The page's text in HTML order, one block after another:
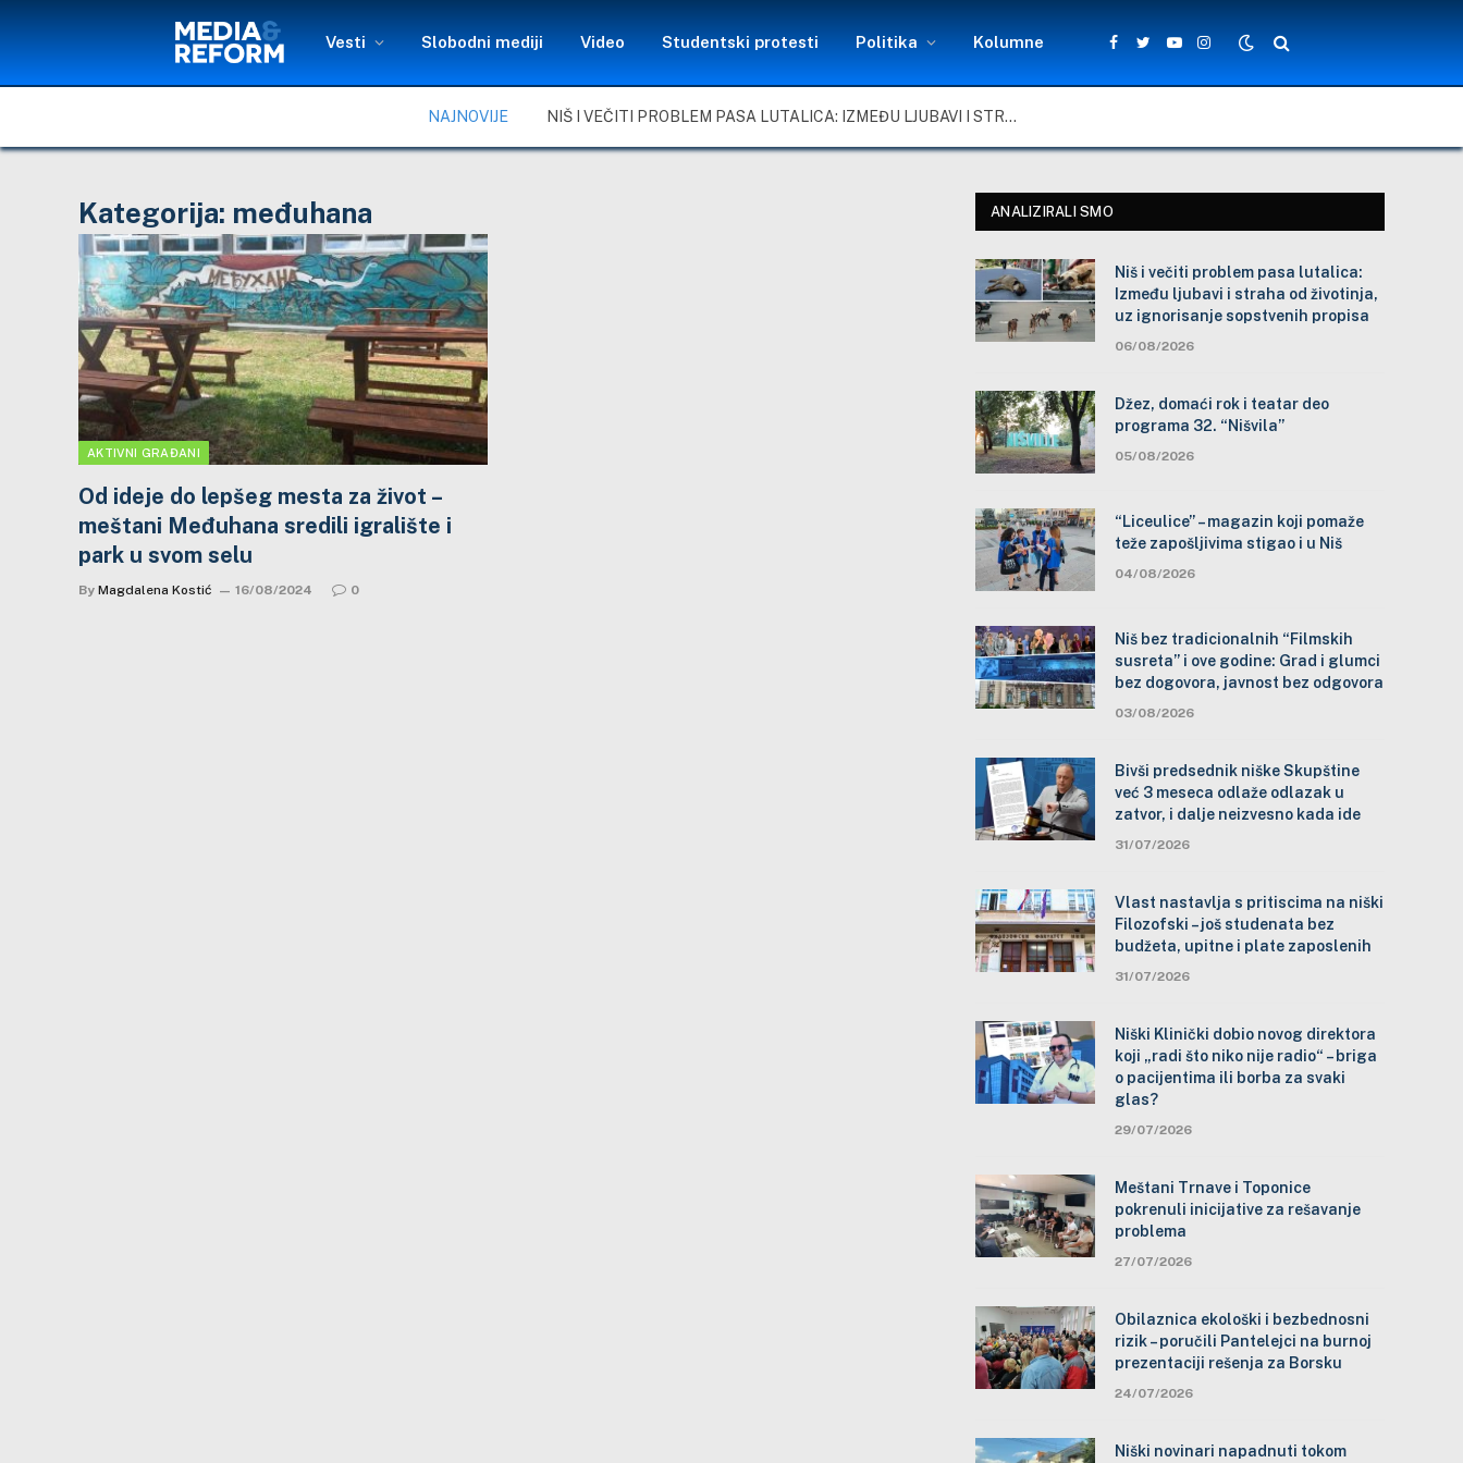
Vesti Slobodni mediji Video Studentski protesti Politika Kolumne
Facebook
TwitterYouTubeInstagram
NAJNOVIJE NIŠ I VEČITI PROBLEM PASA LUTALICA: IZMEĐU LJUBAVI I STRAHA OD ŽIVOTINJA, UZ IGNORISANJE SOPSTVENIH PROPISA
Kategorija: međuhana
AKTIVNI GRAĐANI
Od ideje do lepšeg mesta za život –
meštani Međuhana sredili igralište i
park u svom selu
By Magdalena Kostić 16/08/2024 0
ANALIZIRALI SMO
Niš i večiti problem pasa lutalica:
Između ljubavi i straha od životinja,
uz ignorisanje sopstvenih propisa
06/08/2026
Džez, domaći rok i teatar deo
programa 32. “Nišvila”
05/08/2026
“Liceulice” – magazin koji pomaže
teže zapošljivima stigao i u Niš
04/08/2026
Niš bez tradicionalnih “Filmskih
susreta” i ove godine: Grad i glumci
bez dogovora, javnost bez odgovora
03/08/2026
Bivši predsednik niške Skupštine
već 3 meseca odlaže odlazak u
zatvor, i dalje neizvesno kada ide
31/07/2026
Vlast nastavlja s pritiscima na niški
Filozofski – još studenata bez
budžeta, upitne i plate zaposlenih
31/07/2026
Niški Klinički dobio novog direktora
koji „radi što niko nije radio“ – briga
o pacijentima ili borba za svaki
glas?
29/07/2026
Meštani Trnave i Toponice
pokrenuli inicijative za rešavanje
problema
27/07/2026
Obilaznica ekološki i bezbednosni
rizik – poručili Pantelejci na burnoj
prezentaciji rešenja za Borsku
24/07/2026
Niški novinari napadnuti tokom